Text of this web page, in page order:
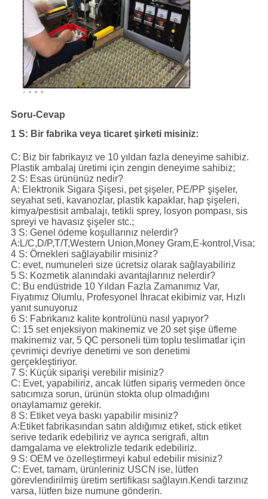
Soru-Cevap
1 S: Bir fabrika veya ticaret şirketi misiniz:
C: Biz bir fabrikayız ve 10 yıldan fazla deneyime sahibiz.
Plastik ambalaj üretimi için zengin deneyime sahibiz;
2 S: Esas ürününüz nedir?
A: Elektronik Sigara Şişesi, pet şişeler, PE/PP şişeler,
seyahat seti, kavanozlar, plastik kapaklar, hap şişeleri,
kimya/pestisit ambalajı, tetikli sprey, losyon pompası, sis
spreyi ve havasız şişeler stc.;
3 S: Genel ödeme koşullarınız nelerdir?
A:L/C,D/P,T/T,Western Union,Money Gram,E-kontrol,Visa;
4 S: Örnekleri sağlayabilir misiniz?
C: evet, numuneleri size ücretsiz olarak sağlayabiliriz
5 S: Kozmetik alanındaki avantajlarınız nelerdir?
C: Bu endüstride 10 Yıldan Fazla Zamanımız Var,
Fiyatımız Olumlu, Profesyonel İhracat ekibimiz var, Hızlı
yanıt sunuyoruz
6 S: Fabrikanız kalite kontrolünü nasıl yapıyor?
C: 15 set enjeksiyon makinemiz ve 20 set şişe üfleme
makinemiz var, 5 QC personeli tüm toplu teslimatlar için
çevrimiçi devriye denetimi ve son denetimi
gerçekleştiriyor.
7 S: Küçük siparişi verebilir misiniz?
C: Evet, yapabiliriz, ancak lütfen sipariş vermeden önce
satıcımıza sorun, ürünün stokta olup olmadığını
onaylamamız gerekir.
8 S: Etiket veya baskı yapabilir misiniz?
A:Etiket fabrikasından satın aldığımız etiket, stick etiket
serive tedarik edebiliriz ve ayrıca serigrafi, altın
damgalama ve elektrolizle tedarik edebiliriz.
9 S: OEM ve özelleştirmeyi kabul edebilir misiniz?
C: Evet, tamam, ürünleriniz USCN ise, lütfen
görevlendirilmiş üretim sertifikası sağlayın.Kendi tarzınız
varsa, lütfen bize numune gönderin.